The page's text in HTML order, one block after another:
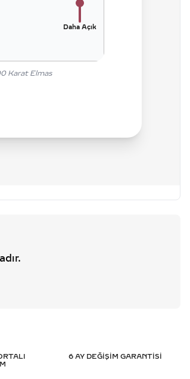
Daha Açık
Karat Elmas
6 AY DEĞİŞİM GARANTİSİ